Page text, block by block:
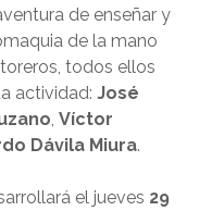
de enseñar y
de la mano
todos ellos
actividad: José
, Víctor
Dávila Miura.
el jueves 29